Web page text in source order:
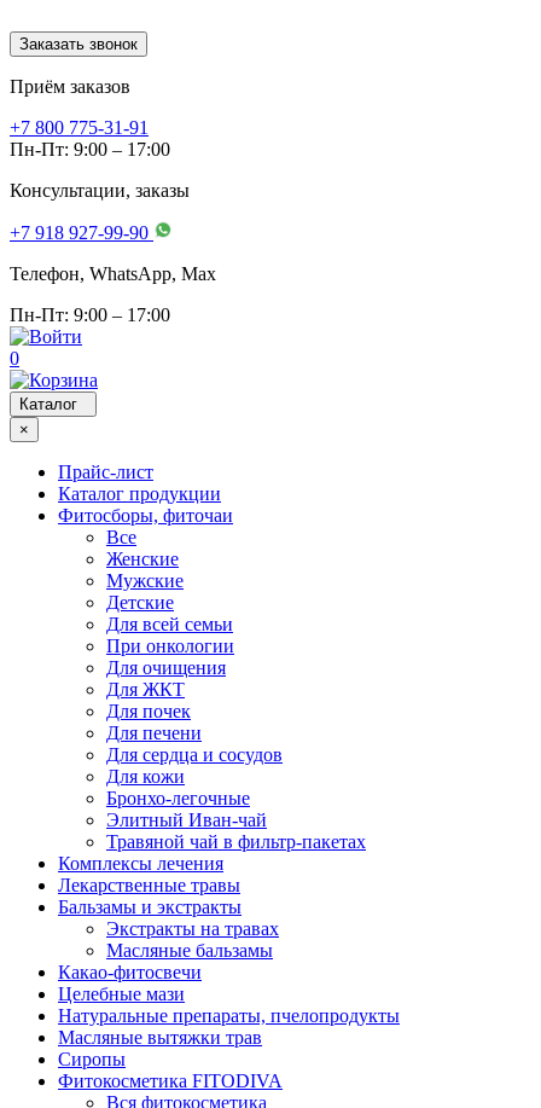
Заказать звонок
Приём заказов
+7 800 775-31-91
Пн-Пт: 9:00 – 17:00
Консультации, заказы
+7 918 927-99-90
Телефон, WhatsApp, Мах
Пн-Пт: 9:00 – 17:00
0
Каталог
×
Прайс-лист
Каталог продукции
Фитосборы, фиточаи
Все
Женские
Мужские
Детские
Для всей семьи
При онкологии
Для очищения
Для ЖКТ
Для почек
Для печени
Для сердца и сосудов
Для кожи
Бронхо-легочные
Элитный Иван-чай
Травяной чай в фильтр-пакетах
Комплексы лечения
Лекарственные травы
Бальзамы и экстракты
Экстракты на травах
Масляные бальзамы
Какао-фитосвечи
Целебные мази
Натуральные препараты, пчелопродукты
Масляные вытяжки трав
Сиропы
Фитокосметика FITODIVA
Вся фитокосметика